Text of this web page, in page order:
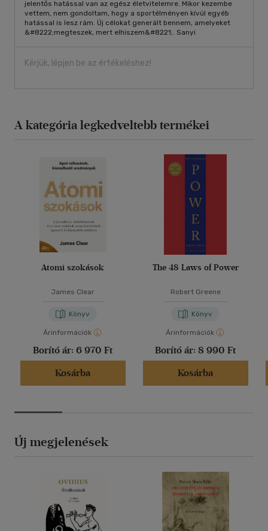
jelentős hatással van az egész életvitelemre. Mikor kezembe
vettem, nem gondoltam, hogy a sportélményen kívül egyéb
hatással is lesz rám. Új célokat generált bennem, amelyeket
&#8222;megteszek, mert elhiszem&#8221;. Sanyi
Kérjük, lépjen be az értékeléshez!
A kategória legkedveltebb termékei
Atomi szokások
James Clear
Könyv
Árinformációk
Borító ár: 6 970 Ft
Kosárba
The 48 Laws of Power
Robert Greene
Könyv
Árinformációk
Borító ár: 8 990 Ft
Kosárba
Új megjelenések